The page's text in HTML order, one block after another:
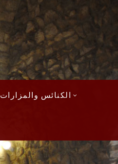
الكنائس والمزارات